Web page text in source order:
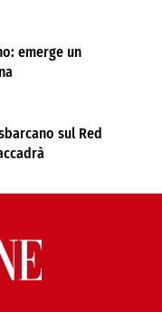
emerge un
sul Red